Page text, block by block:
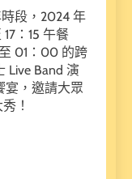
段，2024 年
：15 午餐
01：00 的跨
Live Band 演
宴，邀請大眾
！